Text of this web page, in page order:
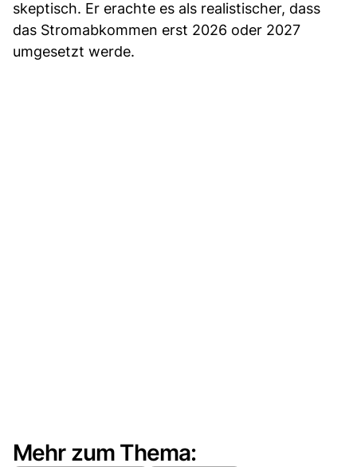
skeptisch. Er erachte es als realistischer, dass
das Stromabkommen erst 2026 oder 2027
umgesetzt werde.
Mehr zum Thema: